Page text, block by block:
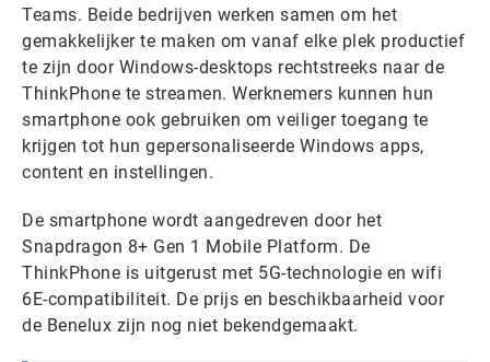
Teams. Beide bedrijven werken samen om het
gemakkelijker te maken om vanaf elke plek productief
te zijn door Windows-desktops rechtstreeks naar de
ThinkPhone te streamen. Werknemers kunnen hun
smartphone ook gebruiken om veiliger toegang te
krijgen tot hun gepersonaliseerde Windows apps,
content en instellingen.
De smartphone wordt aangedreven door het
Snapdragon 8+ Gen 1 Mobile Platform. De
ThinkPhone is uitgerust met 5G-technologie en wifi
6E-compatibiliteit. De prijs en beschikbaarheid voor
de Benelux zijn nog niet bekendgemaakt.